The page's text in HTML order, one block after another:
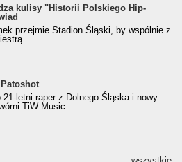
"Historii Polskiego Hip-
kulisy "Historii Polskiego Hip-
przejmie Stadion Śląski, by wspólnie z
21-letni raper z Dolnego Śląska i nowy
TiW Music...